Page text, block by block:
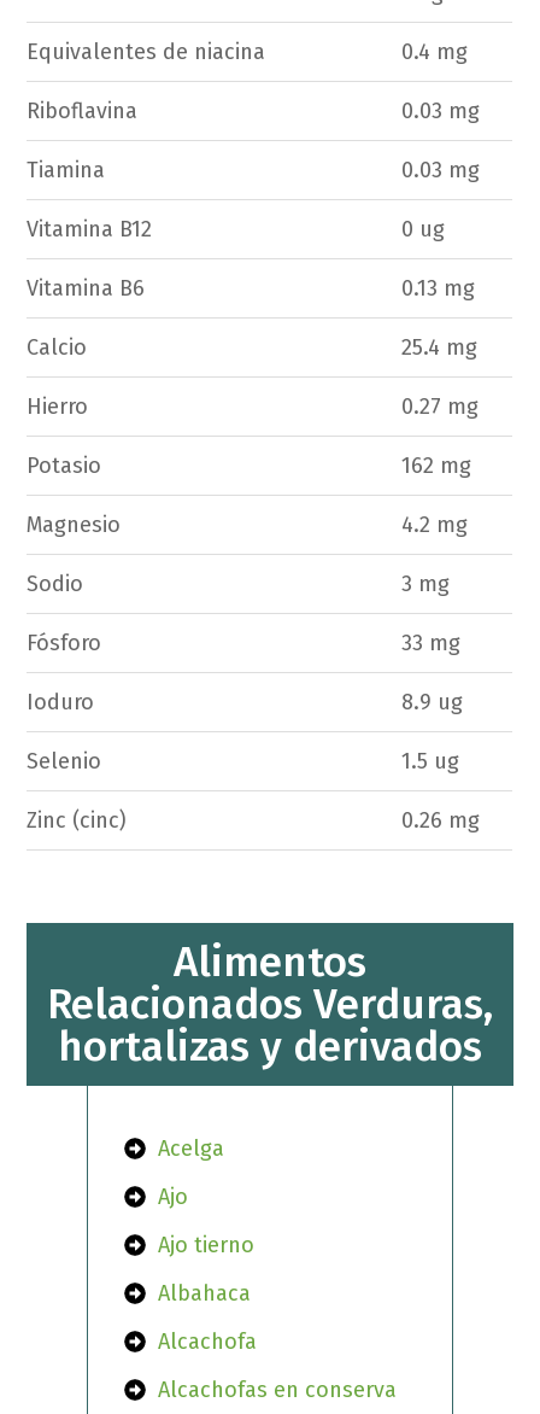
Equivalentes de niacina 0.4 mg
Riboflavina 0.03 mg
Tiamina 0.03 mg
Vitamina B12 0 ug
Vitamina B6 0.13 mg
Calcio 25.4 mg
Hierro 0.27 mg
Potasio 162 mg
Magnesio 4.2 mg
Sodio 3 mg
Fósforo 33 mg
Ioduro 8.9 ug
Selenio 1.5 ug
Zinc (cinc) 0.26 mg
Alimentos
Relacionados Verduras,
hortalizas y derivados
Acelga
Ajo
Ajo tierno
Albahaca
Alcachofa
Alcachofas en conserva